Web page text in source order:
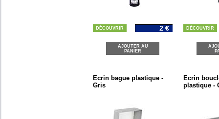
DÉCOUVRIR 2 €
AJOUTER AU
PANIER
DÉCOUVRIR
Ecrin bague plastique -
Gris
Ecrin
plastique -